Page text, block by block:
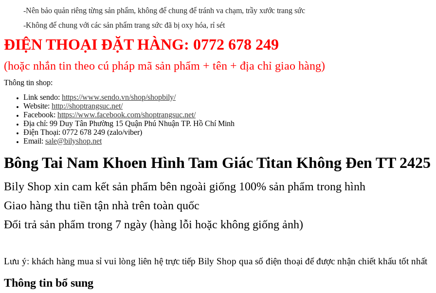
-Nên bảo quản riêng từng sản phẩm, không để chung để tránh va chạm, trầy xước trang sức
-Không để chung với các sản phẩm trang sức đã bị oxy hóa, rỉ sét
ĐIỆN THOẠI ĐẶT HÀNG: 0772 678 249
(hoặc nhắn tin theo cú pháp mã sản phẩm + tên + địa chỉ giao hàng)
Thông tin shop:
Link sendo: https://www.sendo.vn/shop/shopbily/
Website: http://shoptrangsuc.net/
Facebook: https://www.facebook.com/shoptrangsuc.net/
Địa chỉ: 99 Duy Tân Phường 15 Quận Phú Nhuận TP. Hồ Chí Minh
Điện Thoại: 0772 678 249 (zalo/viber)
Email: sale@bilyshop.net
Bông Tai Nam Khoen Hình Tam Giác Titan Không Đen TT 2425
Bily Shop xin cam kết sản phẩm bên ngoài giống 100% sản phẩm trong hình
Giao hàng thu tiền tận nhà trên toàn quốc
Đổi trả sản phẩm trong 7 ngày (hàng lỗi hoặc không giống ảnh)
Lưu ý: khách hàng mua sỉ vui lòng liên hệ trực tiếp Bily Shop qua số điện thoại để được nhận chiết khấu tốt nhất
Thông tin bổ sung